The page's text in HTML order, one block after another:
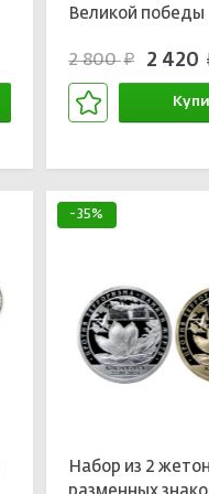
Великой
(19 монет — все
2 800руб. 2 420
-35%
Набор из 2